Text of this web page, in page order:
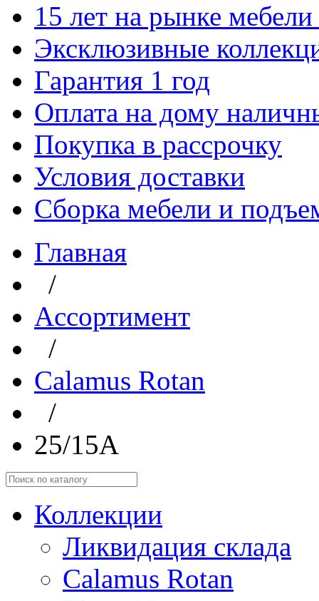
15 лет на рынке
Эксклюзивные
Гарантия 1 год
Оплата на дому
Покупка в рассрочку
Условия доставки
Сборка мебели и
Главная
/
Aссортимент
/
Calamus Rotan
/
25/15A
Коллекции
Ликвидация склада
Calamus Rotan